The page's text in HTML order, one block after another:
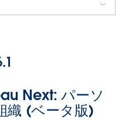
Next: パーソ
織 (ベータ版)